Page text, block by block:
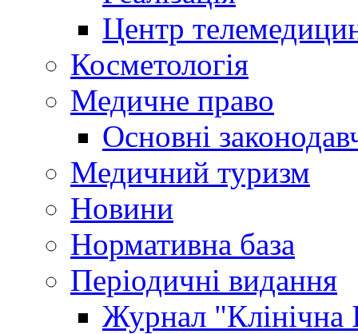
Центр
Косметологія
Медичне право
Основні
Медичний туризм
Новини
Нормативна база
Періодичні видання
Журнал "Клінічна